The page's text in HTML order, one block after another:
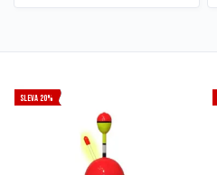
SLEVA 20%